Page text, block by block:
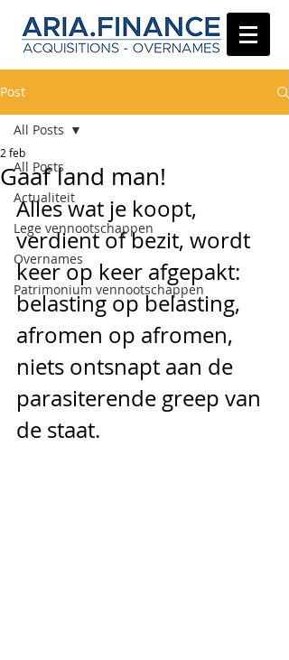
Post
All Posts
Actualiteit
Lege vennootschappen
Overnames
Patrimonium vennootschappen
All Posts
Gaaf land man!
2 feb
Alles wat je koopt,
verdient of bezit, wordt
keer op keer afgepakt:
belasting op belasting,
afromen op afromen,
niets ontsnapt aan de
parasiterende greep van
de staat.